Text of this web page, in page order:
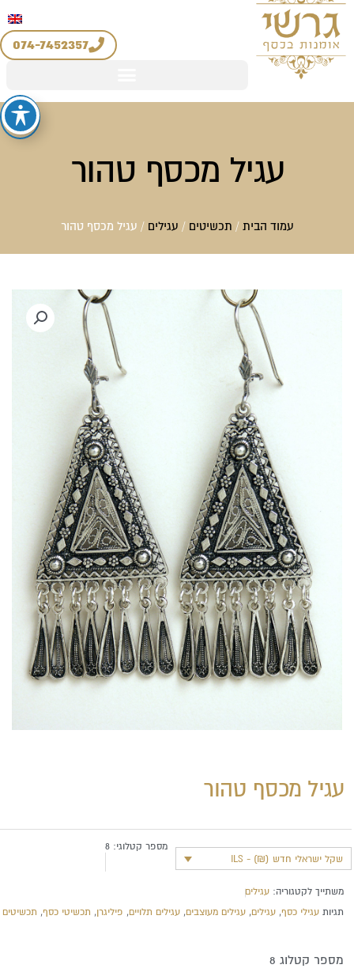
074-7452357
עגיל מכסף טהור
עמוד הבית/ תכשיטים/ עגילים/ עגיל מכסף טהור
עגיל מכסף טהור
שקל ישראלי חדש (₪) - ILS
מספר קטלוגי:8
משתייך לקטגוריה: עגילים
תגיות עגילי כסף,עגילים,עגילים מעוצבים,עגילים תלויים,פיליגרן,תכשיטי כסף,תכשיטים
מספר קטלוג 8